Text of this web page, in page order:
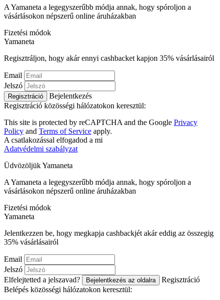
A Yamaneta a legegyszerűbb módja annak, hogy spóroljon a
vásárlásokon népszerű online áruházakban
Fizetési módok
Yamaneta
Regisztráljon, hogy akár ennyi cashbacket kapjon 35% vásárlásairól
Email
Jelszó
Regisztráció
Bejelentkezés
Regisztráció közösségi hálózatokon keresztül:
This site is protected by reCAPTCHA and the Google Privacy
Policy and Terms of Service apply.
A csatlakozással elfogadod a mi
Adatvédelmi szabályzat
ÜdvözöljükYamaneta
A Yamaneta a legegyszerűbb módja annak, hogy spóroljon a
vásárlásokon népszerű online áruházakban
Fizetési módok
Yamaneta
Jelentkezzen be, hogy megkapja cashbackjét akár eddig az összegig
35% vásárlásairól
Email
Jelszó
Elfelejtetted a jelszavad?
Bejelentkezés az oldalra
Regisztráció
Belépés közösségi hálózatokon keresztül: